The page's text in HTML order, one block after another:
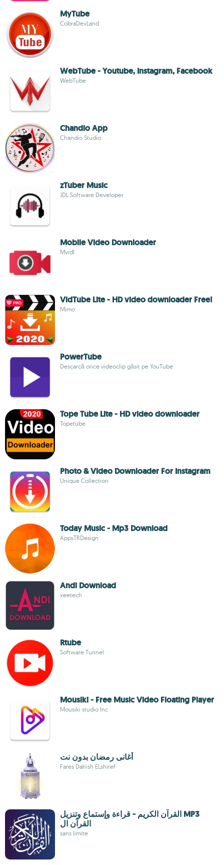
MyTube
CobraDevLand
WebTube - Youtube, Instagram, Facebook
WebTube
Chandio App
Chandio Studio
zTuber Music
JDL Software Developer
Mobile Video Downloader
Mvidl
VidTube Lite - HD video downloader Free!
Mimo
PowerTube
Descarcă orice videoclip găsit pe YouTube
Tope Tube Lite - HD video downloader
Topetube
Photo & Video Downloader For Instagram
Unique Collection
Today Music - Mp3 Download
AppsTRDesign
Andi Download
xeetech
Rtube
Software Tunnel
Mousiki - Free Music Video Floating Player
Mousiki studio Inc
أغانى رمضان بدون نت
Fares Dahish ELshiref
القرآن الكريم - قراءة وإستماع وتنزيل MP3
القرآن ال
sans limite